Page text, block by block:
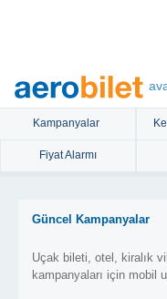
Kampanyalar
Fiyat Alarmı
Güncel Kampanyalar
Uçak bileti, otel, kiralık
kampanyaları için mobil